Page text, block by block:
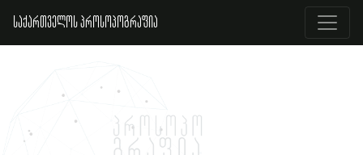
საქართველოს პროსოპოგრაფია